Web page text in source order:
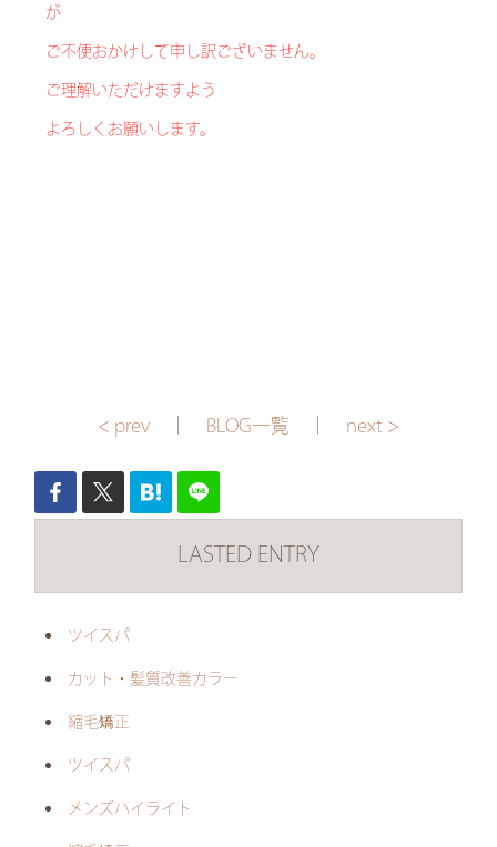
が
ご不便おかけして申し訳ございません。
ご理解いただけますよう
よろしくお願いします。
< prev BLOG一覧 next >
LASTED ENTRY
ツイスパ
カット・髪質改善カラー
縮毛矯正
ツイスパ
メンズハイライト